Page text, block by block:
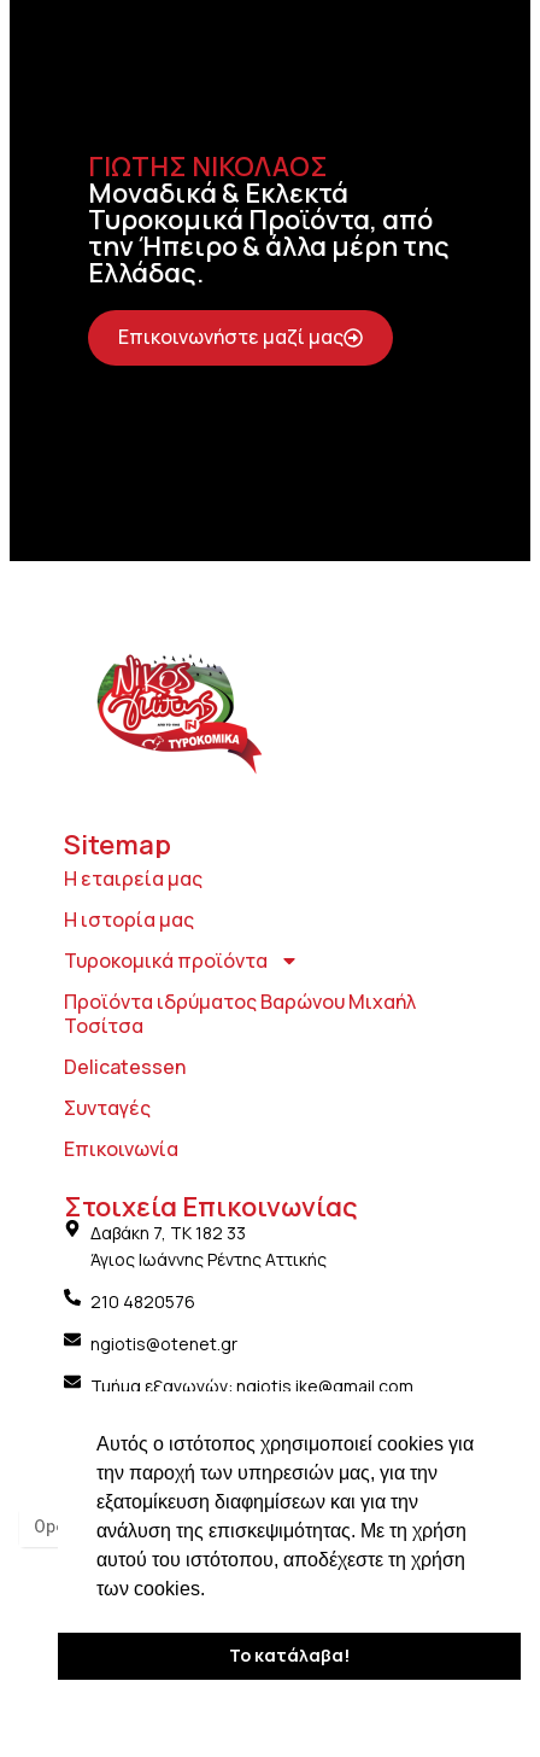
Αυτός ο ιστότοπος χρησιμοποιεί cookies για
την παροχή των υπηρεσιών μας, για την
εξατομίκευση διαφημίσεων και για την
ανάλυση της επισκεψιμότητας. Με τη χρήση
αυτού του ιστότοπου, αποδέχεστε τη χρήση
των cookies.
Το κατάλαβα!
ΓΙΩΤΗΣ ΝΙΚΟΛΑΟΣ
Μοναδικά & Εκλεκτά
Τυροκομικά Προϊόντα, από
την Ήπειρο & άλλα μέρη της
Ελλάδας.
Επικοινωνήστε μαζί μας
Sitemap
Η εταιρεία μας
Η ιστορία μας
Τυροκομικά προϊόντα
Προϊόντα ιδρύματος Βαρώνου Μιχαήλ
Τοσίτσα
Delicatessen
Συνταγές
Επικοινωνία
Στοιχεία Επικοινωνίας
Δαβάκη 7, ΤΚ 182 33
Άγιος Ιωάννης Ρέντης Αττικής
210 4820576
ngiotis@otenet.gr
Τμήμα εξαγωγών: ngiotis.ike@gmail.com